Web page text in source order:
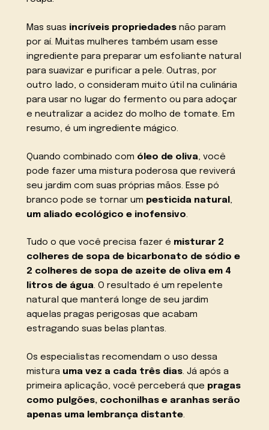
Mas suas incríveis propriedades não param
por aí. Muitas mulheres também usam esse
ingrediente para preparar um esfoliante natural
para suavizar e purificar a pele. Outras, por
outro lado, o consideram muito útil na culinária
para usar no lugar do fermento ou para adoçar
e neutralizar a acidez do molho de tomate. Em
resumo, é um ingrediente mágico.
Quando combinado com óleo de oliva, você
pode fazer uma mistura poderosa que reviverá
seu jardim com suas próprias mãos. Esse pó
branco pode se tornar um pesticida natural ,
um aliado ecológico e inofensivo.
Tudo o que você precisa fazer é misturar 2
colheres de sopa de bicarbonato de sódio e
2 colheres de sopa de azeite de oliva em 4
litros de água. O resultado é um repelente
natural que manterá longe de seu jardim
aquelas pragas perigosas que acabam
estragando suas belas plantas.
Os especialistas recomendam o uso dessa
mistura uma vez a cada três dias. Já após a
primeira aplicação, você perceberá que pragas
como pulgões, cochonilhas e aranhas serão
apenas uma lembrança distante.